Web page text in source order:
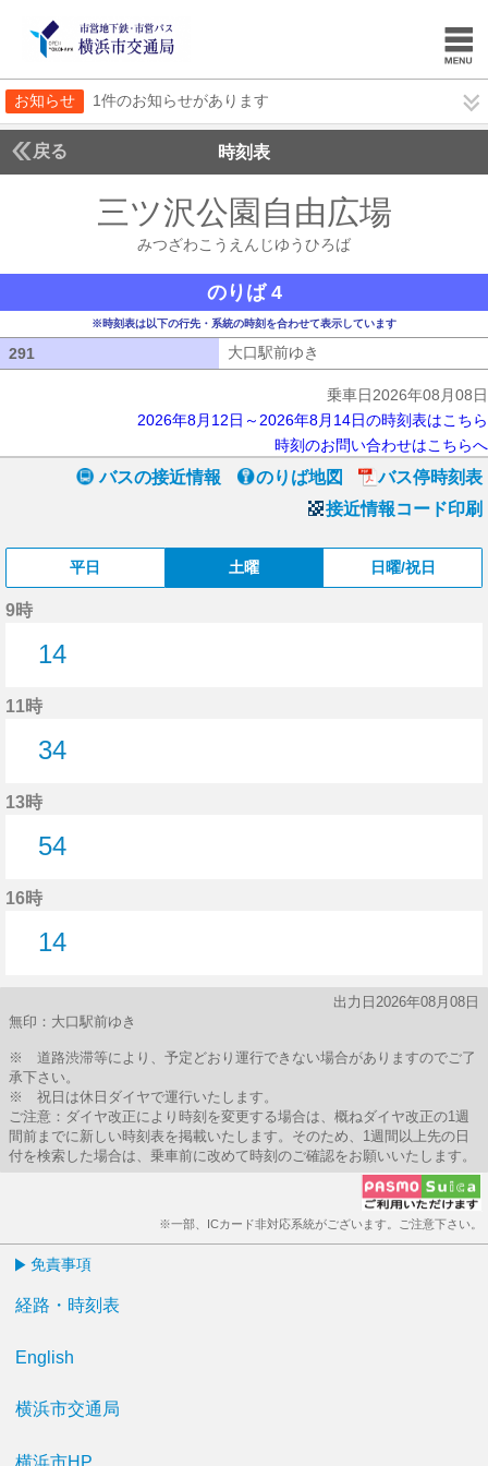
お知らせ 1件のお知らせがあります
戻る 時刻表
三ツ沢公園自由広場
みつざわこうえんじゆうひろば
のりば 4
※時刻表は以下の行先・系統の時刻を合わせて表示しています
291 大口駅前ゆき
乗車日2026年08月08日
2026年8月12日～2026年8月14日の時刻表はこちら
時刻のお問い合わせはこちらへ
バスの接近情報 のりば地図
バス停時刻表
接近情報コード印刷
平日 土曜 日曜/祝日
9時
14
11時
34
13時
54
16時
14
出力日2026年08月08日
無印：大口駅前ゆき
※ 道路渋滞等により、予定どおり運行できない場合がありますのでご了
承下さい。
※ 祝日は休日ダイヤで運行いたします。
ご注意：ダイヤ改正により時刻を変更する場合は、概ねダイヤ改正の1週
間前までに新しい時刻表を掲載いたします。そのため、1週間以上先の日
付を検索した場合は、乗車前に改めて時刻のご確認をお願いいたします。
※一部、ICカード非対応系統がございます。ご注意下さい。
免責事項
経路・時刻表
English
横浜市交通局
横浜市HP